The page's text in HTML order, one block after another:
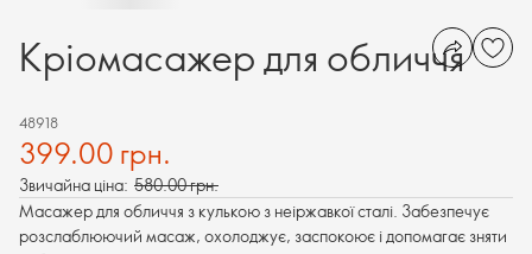
Кріомасажер для обличчя
48918
399.00 грн.
Звичайна ціна: 580.00 грн.
Масажер для обличчя з кулькою з неіржавкої сталі. Забезпечує
розслаблюючий масаж, охолоджує, заспокоює і допомагає зняти